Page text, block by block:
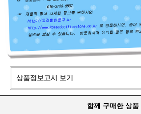
상품정보고시 보기
함께 구매한 상품